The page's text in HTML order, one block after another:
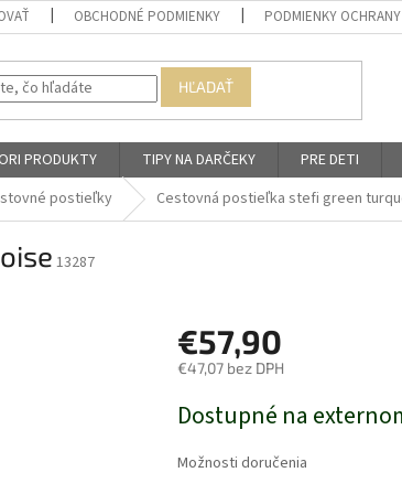
OBCHODNÉ PODMIENKY PODMIENKY OCHRANY
HĽADAŤ
PRODUKTY TIPY NA DARČEKY PRE DETI
postieľky Cestovná postieľka stefi green
13287
€57,90
€47,07 bez DPH
cena:
Dostupné na
Možnosti doručenia